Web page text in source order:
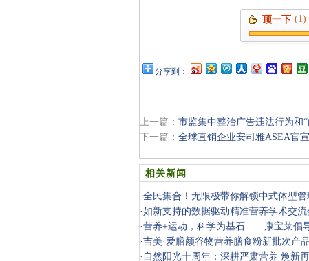
顶一下 (1)
分享到：
上一篇： 市监集中整治广告违法行为和
下一篇： 全球直销企业安司雅ASEA官
相关新闻
·全民集合！无限极带你解锁中式体型管
·如新支持的数据驱动精准营养学术交
·营养+运动，科学为基石——康宝莱倡
式
·吉美·爱膳颜谷物营养膳食粉新批次产
· 自然阳光十周年：深耕严肃营养 焕新